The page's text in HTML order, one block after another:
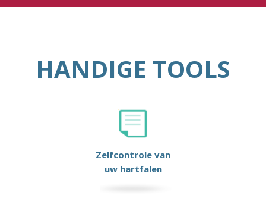
HANDIGE TOOLS
Zelfcontrole van
uw hartfalen